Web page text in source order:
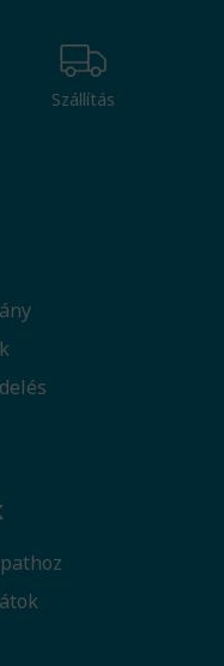
Szállítás